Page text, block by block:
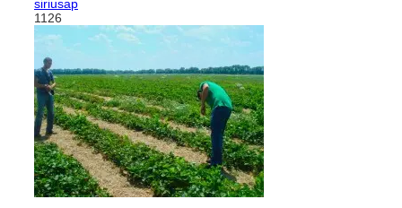
siriusap
1126